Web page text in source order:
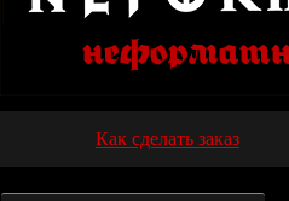
Как сделать заказ